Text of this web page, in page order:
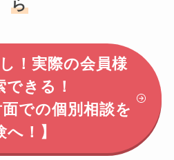
ら
！実際の会員様
できる！
での個別相談を
へ！】